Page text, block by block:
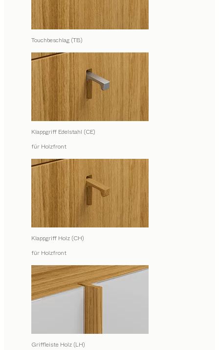
Touchbeschlag (TB)
Klappgriff Edelstahl (CE)
für Holzfront
Klappgriff Holz (CH)
für Holzfront
Griffleiste Holz (LH)